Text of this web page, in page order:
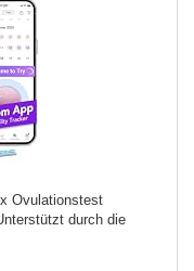
Ovulationstest
durch die